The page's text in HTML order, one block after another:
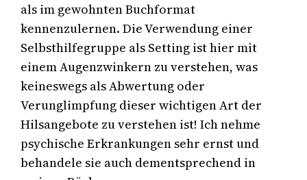
als im gewohnten Buchformat
kennenzulernen. Die Verwendung einer
Selbsthilfegruppe als Setting ist hier mit
einem Augenzwinkern zu verstehen, was
keineswegs als Abwertung oder
Verunglimpfung dieser wichtigen Art der
Hilsangebote zu verstehen ist! Ich nehme
psychische Erkrankungen sehr ernst und
behandele sie auch dementsprechend in